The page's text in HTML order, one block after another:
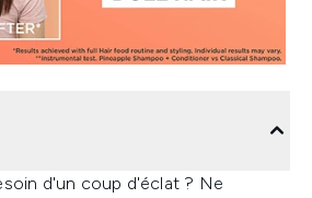
d'un coup d'éclat ? Ne